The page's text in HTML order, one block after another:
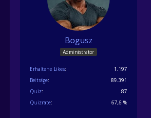
Bogusz
Administrator
Erhaltene Likes
1.197
Beiträge
89.391
Quiz
87
Quizrate
67,6 %